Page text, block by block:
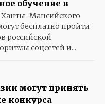
обучение в
Мансийского
бесплатно пройти
российской
соцсетей и...
могут принять
конкурса